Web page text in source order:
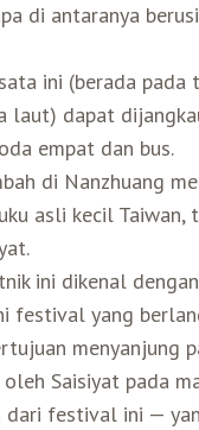
di antaranya
ini (berada
laut) dapat
empat dan bus.
di Nanzhuang
asli kecil Taiwan,
ini dikenal
festival yang
menyanjung
Saisiyat pada
dari festival ini —